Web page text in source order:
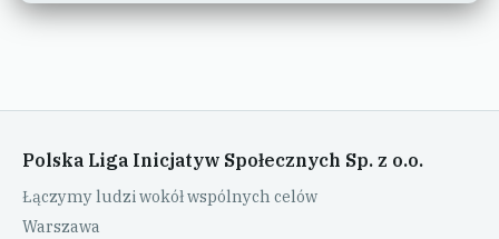
Polska Liga Inicjatyw Społecznych Sp. z o.o.
Łączymy ludzi wokół wspólnych celów
Warszawa